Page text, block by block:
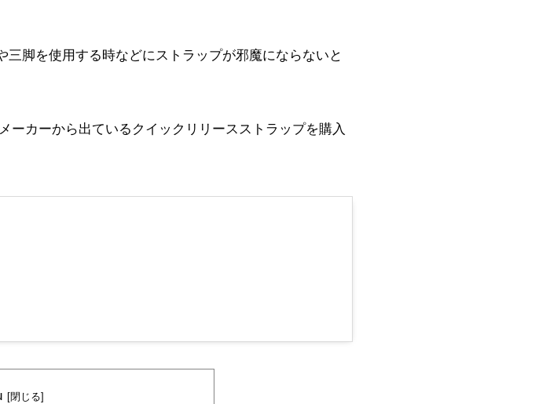
脚を使用する時などにストラップが邪魔にならないと
ーカーから出ているクイックリリースストラップを購入